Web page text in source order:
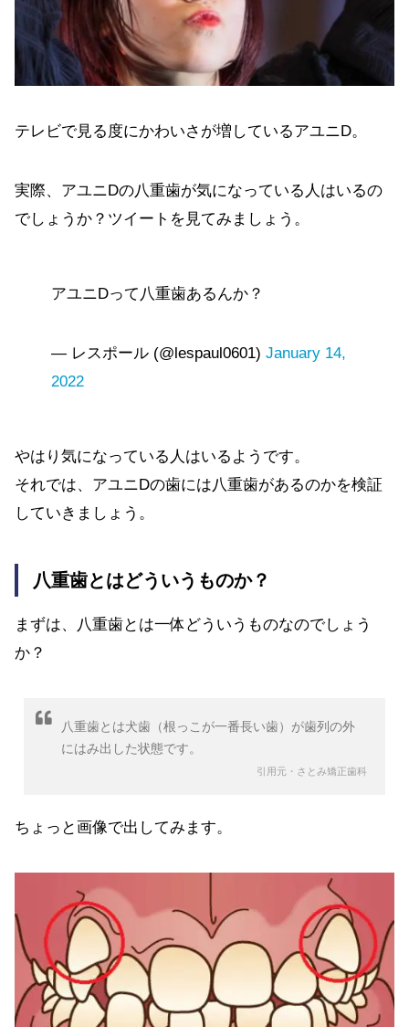
テレビで見る度にかわいさが増しているアユニD。
実際、アユニDの八重歯が気になっている人はいるの
でしょうか？ツイートを見てみましょう。
アユニDって八重歯あるんか？
— レスポール (@lespaul0601) January 14,
2022
やはり気になっている人はいるようです。
それでは、アユニDの歯には八重歯があるのかを検証
していきましょう。
八重歯とはどういうものか？
まずは、八重歯とは一体どういうものなのでしょう
か？
八重歯とは犬歯（根っこが一番長い歯）が歯列の外
にはみ出した状態です。
引用元・さとみ矯正歯科
ちょっと画像で出してみます。